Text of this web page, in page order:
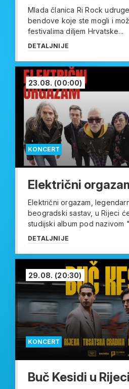
Mlada članica Ri Rock
bendove koje ste mogli i
festivalima diljem Hrvatske...
DETALJNIJE
KONCERT
23.08. (00:00)
Električni
Električni orgazam,
beogradski sastav, u Rijeci
studijski album pod nazivom
DETALJNIJE
KONCERT
29.08. (20:30)
Buč Kesidi u Rijeci